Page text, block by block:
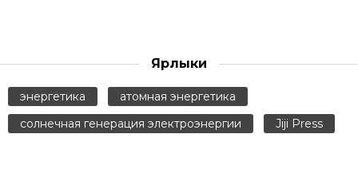
Ярлыки
энергетика
атомная энергетика
солнечная генерация электроэнергии
Jiji Press